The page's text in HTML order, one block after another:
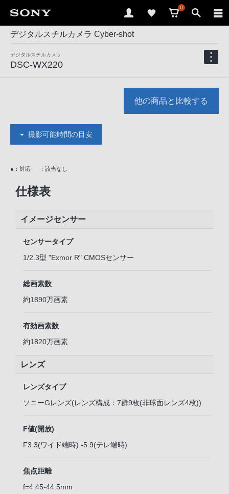
0
デジタルスチルカメラ Cyber-shot
デジタルスチルカメラ
DSC-WX220
他の商品と比較する
撮影可能時間の目安
●：対応 -：該当なし
仕様表
イメージセンサー
センサータイプ
1/2.3型 "Exmor R" CMOSセンサー
総画素数
約1890万画素
有効画素数
約1820万画素
レンズ
レンズタイプ
ソニーGレンズ(レンズ構成：7群9枚(非球面レンズ4枚))
F値(開放)
F3.3(ワイド端時) -5.9(テレ端時)
焦点距離
f=4.45-44.5mm